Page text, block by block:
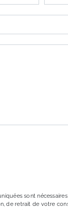
sont
de retrait de votre